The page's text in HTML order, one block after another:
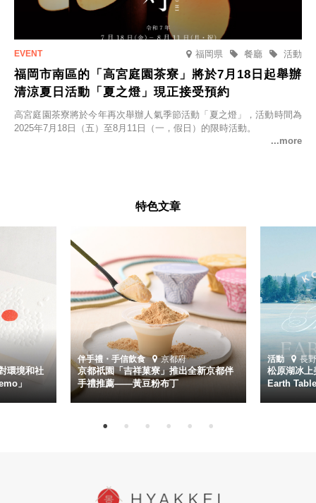
福岡県 活動
餐廳
福岡市南區的「高宮庭園茶寮」將於7月18日起舉辦
清涼夏日活動「夏之燈」現正接受預約
高宮庭園茶寮將於今年再次舉辦人氣季節活動「夏之燈」，活動時間為
2025年7月18日（五）至8月11日（一，假日）的限時活動。
特色文章
環境和社
」
伴手禮・手信飲食 京都府
京都祇園「吉祥菓寮」推出全新京都伴
手禮推薦——黃豆粉布丁
活動 長
松原湖冰
Earth